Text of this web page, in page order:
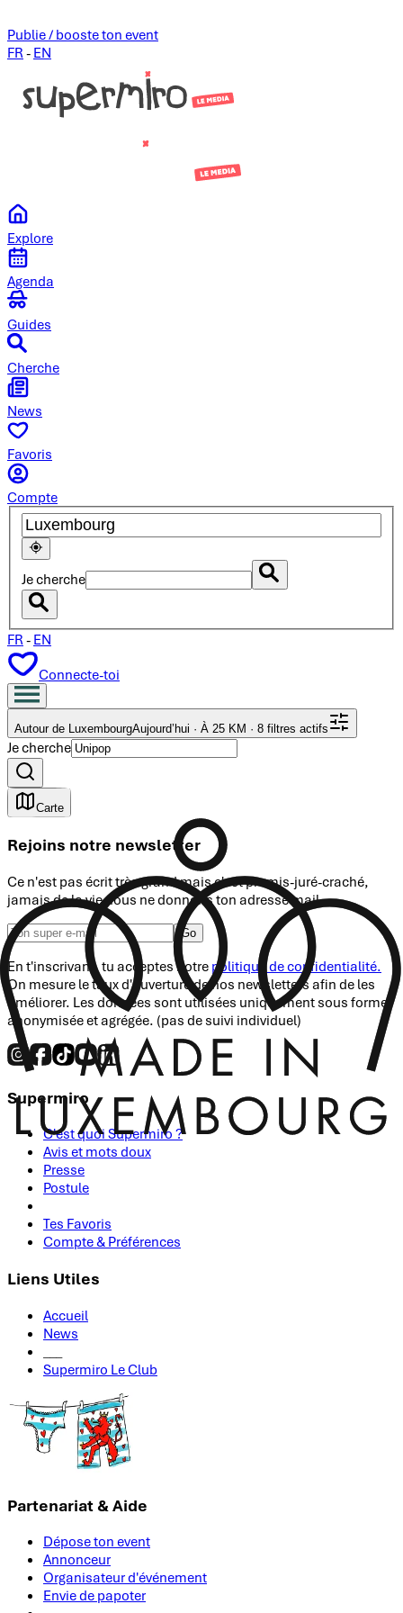
Publie / booste ton event
FR - EN
Explore
Agenda
Guides
Cherche
News
Favoris
Compte
Je cherche
FR - EN
Connecte-toi
Autour de LuxembourgAujourd’hui · À 25 KM · 8 filtres actifs
Je cherche
Carte
Rejoins notre newsletter
Ce n'est pas écrit très grand mais c'est promis-juré-craché,
jamais de la vie nous ne donnons ton adresse mail.
Go
En t'inscrivant, tu acceptes notre politique de confidentialité.
On mesure le taux d'ouverture de nos newsletters afin de les
améliorer. Les données sont utilisées uniquement sous forme
anonymisée et agrégée. (pas de suivi individuel)
Supermiro
C'est quoi Supermiro ?
Avis et mots doux
Presse
Postule
Tes Favoris
Compte & Préférences
Liens Utiles
Accueil
News
Supermiro Le Club
Partenariat & Aide
Dépose ton event
Annonceur
Organisateur d'événement
Envie de papoter